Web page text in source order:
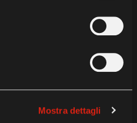
Mostra dettagli
TITLESPONSORS